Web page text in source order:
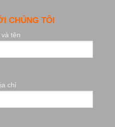
CHÚNG TÔI
và tên
chỉ